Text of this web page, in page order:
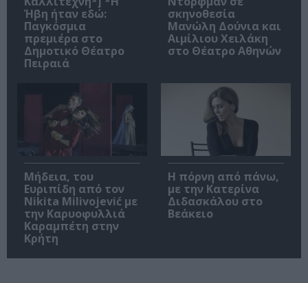
Ήβη ήταν εδώ:
Παγκόσμια
πρεμιέρα στο
Δημοτικό Θέατρο
Πειραιά
σκηνοθεσία
Μανώλη Δούνια και
Αιμίλιου Χειλάκη
στο Θέατρο Αθηνών
Μήδεια, του
Ευριπίδη από τον
Nikita Milivojević με
την Καρυοφυλλιά
Καραμπέτη στην
Κρήτη
Η πόρνη από πάνω,
με την Κατερίνα
Διδασκάλου στο
Βεάκειο